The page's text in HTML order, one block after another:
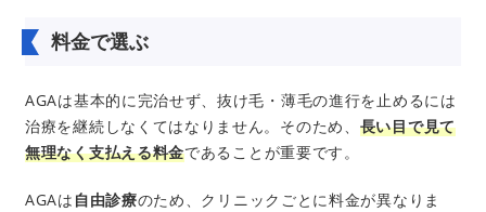
料金で選ぶ
AGAは基本的に完治せず、抜け毛・薄毛の進行を止めるには
治療を継続しなくてはなりません。そのため、 長い目で見て
無理なく支払える料金であることが重要です。
AGAは 自由診療のため、クリニックごとに料金が異なりま